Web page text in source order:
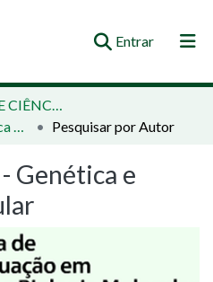
Entrar(current)
CCB - CENTRO DE CIÊNCIAS BIOLÓGICAS
01 - Doutorado - Genética e Biologia Molecular
Pesquisar por Autor
Genética e